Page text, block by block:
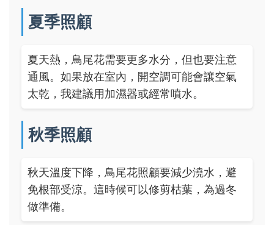
夏季照顧
夏天熱，鳥尾花需要更多水分，但也要注意
通風。如果放在室內，開空調可能會讓空氣
太乾，我建議用加濕器或經常噴水。
秋季照顧
秋天溫度下降，鳥尾花照顧要減少澆水，避
免根部受涼。這時候可以修剪枯葉，為過冬
做準備。